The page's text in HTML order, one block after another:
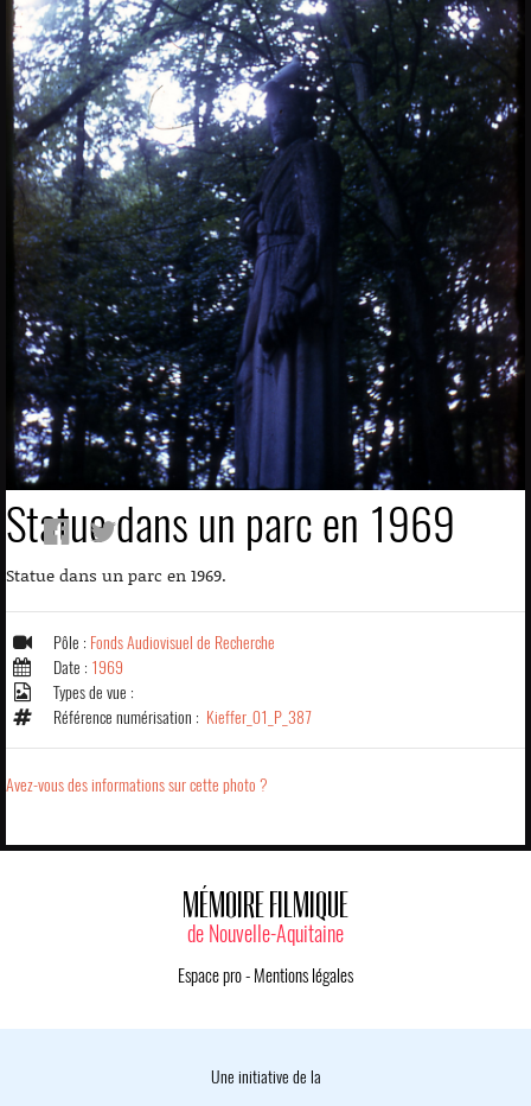
Statue dans un parc en 1969
Statue dans un parc en 1969.
Pôle : Fonds Audiovisuel de Recherche
Date : 1969
Types de vue :
Référence numérisation : Kieffer_01_P_387
Avez-vous des informations sur cette photo ?
MÉMOIRE FILMIQUE
de Nouvelle-Aquitaine
Espace pro- Mentions légales
Une initiative de la